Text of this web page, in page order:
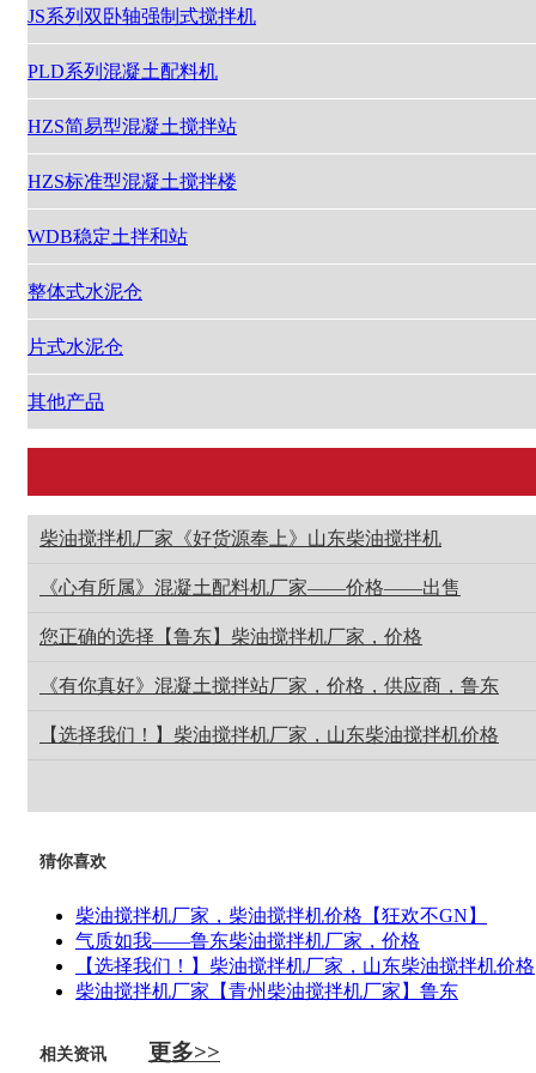
JS系列双卧轴强制式搅拌机
PLD系列混凝土配料机
HZS简易型混凝土搅拌站
HZS标准型混凝土搅拌楼
WDB稳定土拌和站
整体式水泥仓
片式水泥仓
其他产品
柴油搅拌机厂家《好货源奉上》山东柴油搅拌机
《心有所属》混凝土配料机厂家——价格——出售
您正确的选择【鲁东】柴油搅拌机厂家，价格
《有你真好》混凝土搅拌站厂家，价格，供应商，鲁东
【选择我们！】柴油搅拌机厂家，山东柴油搅拌机价格
猜你喜欢
柴油搅拌机厂家，柴油搅拌机价格【狂欢不GN】
气质如我——鲁东柴油搅拌机厂家，价格
【选择我们！】柴油搅拌机厂家，山东柴油搅拌机价格
柴油搅拌机厂家【青州柴油搅拌机厂家】鲁东
相关资讯 更多>>